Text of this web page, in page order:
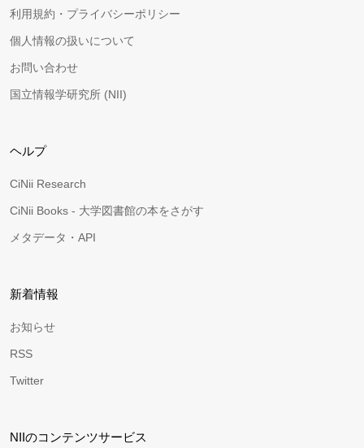
利用規約・プライバシーポリシー
個人情報の扱いについて
お問い合わせ
国立情報学研究所 (NII)
ヘルプ
CiNii Research
CiNii Books - 大学図書館の本をさがす
メタデータ・API
新着情報
お知らせ
RSS
Twitter
NIIのコンテンツサービス